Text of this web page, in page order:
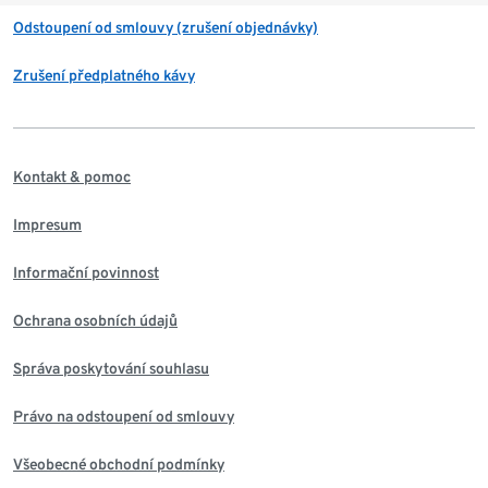
Odstoupení od smlouvy (zrušení objednávky)
Zrušení předplatného kávy
Kontakt & pomoc
Impresum
Informační povinnost
Ochrana osobních údajů
Správa poskytování souhlasu
Právo na odstoupení od smlouvy
Všeobecné obchodní podmínky